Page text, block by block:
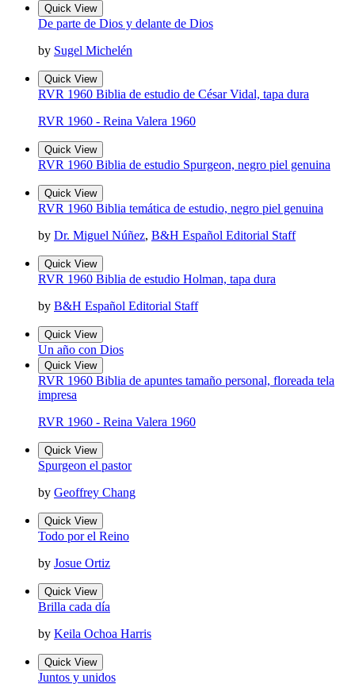
Quick View
De parte de Dios y delante de Dios
by Sugel Michelén
Quick View
RVR 1960 Biblia de estudio de César Vidal, tapa dura
RVR 1960 - Reina Valera 1960
Quick View
RVR 1960 Biblia de estudio Spurgeon, negro piel genuina
Quick View
RVR 1960 Biblia temática de estudio, negro piel genuina
by Dr. Miguel Núñez, B&H Español Editorial Staff
Quick View
RVR 1960 Biblia de estudio Holman, tapa dura
by B&H Español Editorial Staff
Quick View
Un año con Dios
Quick View
RVR 1960 Biblia de apuntes tamaño personal, floreada tela
impresa
RVR 1960 - Reina Valera 1960
Quick View
Spurgeon el pastor
by Geoffrey Chang
Quick View
Todo por el Reino
by Josue Ortiz
Quick View
Brilla cada día
by Keila Ochoa Harris
Quick View
Juntos y unidos